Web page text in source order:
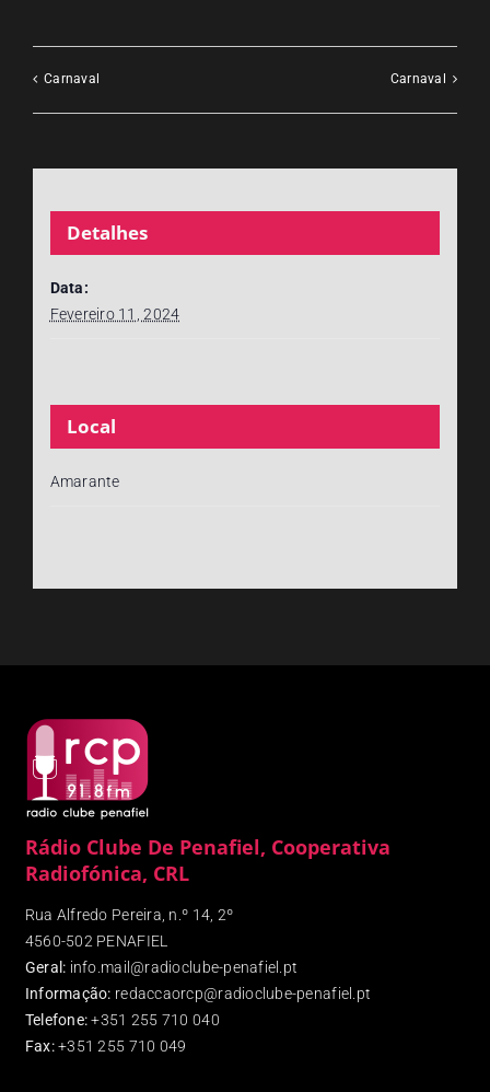
Carnaval Carnaval
Detalhes
Data:
Fevereiro 11, 2024
Local
Amarante
Rádio Clube De Penafiel, Cooperativa
Radiofónica, CRL
Rua Alfredo Pereira, n.º 14, 2º
4560-502 PENAFIEL
Geral: info.mail@radioclube-penafiel.pt
Informação: redaccaorcp@radioclube-penafiel.pt
Telefone: +351 255 710 040
Fax:+351 255 710 049